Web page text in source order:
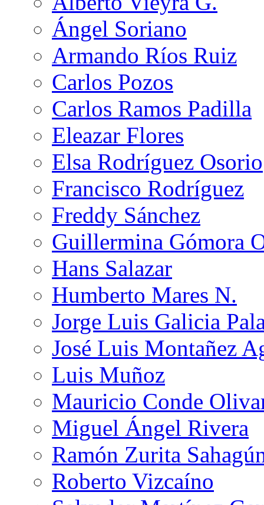
Ángel Soriano
Armando Ríos Ruiz
Carlos Pozos
Carlos Ramos Padilla
Eleazar Flores
Elsa Rodríguez Osorio
Francisco Rodríguez
Freddy Sánchez
Guillermina Gómora
Hans Salazar
Humberto Mares N.
Jorge Luis Galicia
José Luis Montañez
Luis Muñoz
Mauricio Conde
Miguel Ángel Rivera
Ramón Zurita
Roberto Vizcaíno